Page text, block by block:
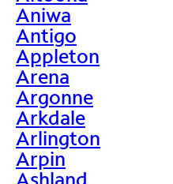
Aniwa
Antigo
Appleton
Arena
Argonne
Arkdale
Arlington
Arpin
Ashland